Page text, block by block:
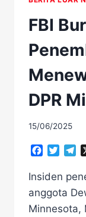
FBI
DPR
15/06/2025
Insiden
anggota
Minnesota,